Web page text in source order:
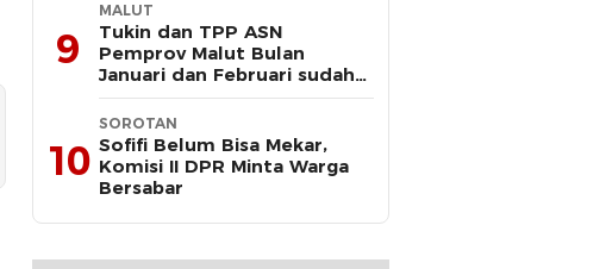
9
MALUT
Tukin dan TPP ASN
Pemprov Malut Bulan
Januari dan Februari sudah
Diteken Gubernur
10
SOROTAN
Sofifi Belum Bisa Mekar,
Komisi II DPR Minta Warga
Bersabar